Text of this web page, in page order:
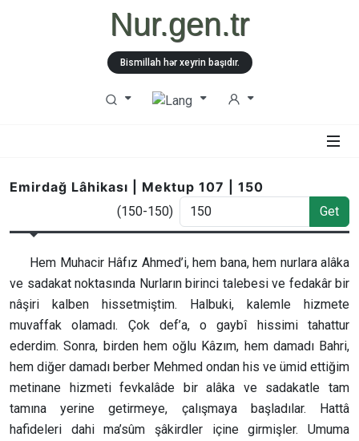
Nur.gen.tr
Bismillah hər xeyrin başıdır.
Emirdağ Lâhikası | Mektup 107 | 150
(150-150) Get
Hem Muhacir Hâfız Ahmed’i, hem bana, hem nurlara alâka
ve sadakat noktasında Nurların birinci talebesi ve fedakâr bir
nâşiri kalben hissetmiştim. Halbuki, kalemle hizmete
muvaffak olamadı. Çok def’a, o gaybî hissimi tahattur
ederdim. Sonra, birden hem oğlu Kâzım, hem damadı Bahri,
hem diğer damadı berber Mehmed ondan his ve ümid ettiğim
metinane hizmeti fevkalâde bir alâka ve sadakatle tam
tamına yerine getirmeye, çalışmaya başladılar. Hattâ
hafideleri dahi ma’sûm şâkirdler içine girmişler. Umuma